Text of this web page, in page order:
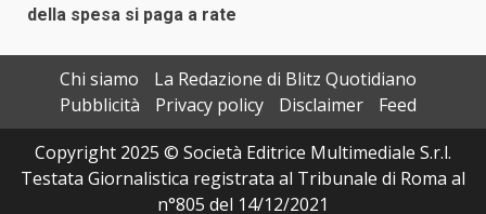
della spesa si paga a rate
Chi siamo
La Redazione di Blitz Quotidiano
Pubblicità
Privacy policy Disclaimer
Feed
Copyright 2025 © Società Editrice Multimediale S.r.l.
Testata Giornalistica registrata al Tribunale di Roma al
n°805 del 14/12/2021